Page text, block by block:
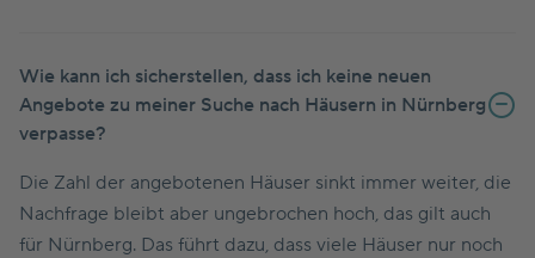
Wie kann ich sicherstellen, dass ich keine neuen
Angebote zu meiner Suche nach Häusern in Nürnberg
verpasse?
Die Zahl der angebotenen Häuser sinkt immer weiter, die
Nachfrage bleibt aber ungebrochen hoch, das gilt auch
für Nürnberg. Das führt dazu, dass viele Häuser nur noch